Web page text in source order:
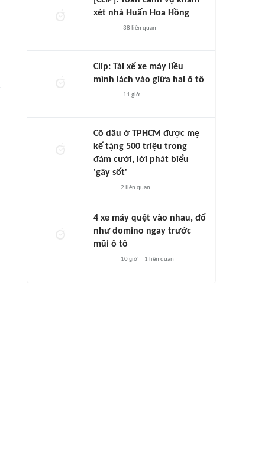
xét nhà Huấn Hoa Hồng
38 liên quan
Clip: Tài xế xe máy liều
mình lách vào giữa hai ô tô
11 giờ
Cô dâu ở TPHCM được mẹ
kế tặng 500 triệu trong
đám cưới, lời phát biểu
'gây sốt'
2 liên quan
4 xe máy quệt vào nhau, đổ
như domino ngay trước
mũi ô tô
10 giờ 1 liên quan